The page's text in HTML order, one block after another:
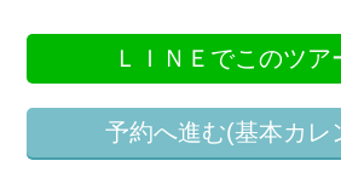
ＬＩＮＥでこのツア
予約へ進む(基本カレ